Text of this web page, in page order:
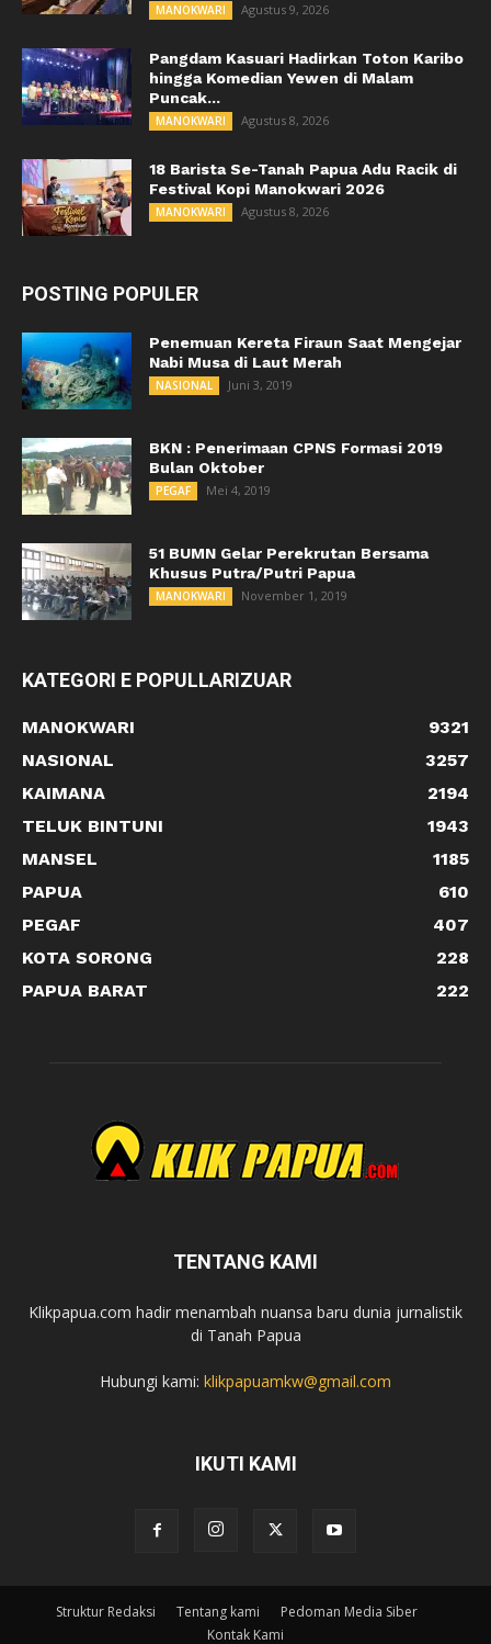
MANOKWARI Agustus 9, 2026
Pangdam Kasuari Hadirkan Toton Karibo
hingga Komedian Yewen di Malam
Puncak...
MANOKWARI Agustus 8, 2026
18 Barista Se-Tanah Papua Adu Racik di
Festival Kopi Manokwari 2026
MANOKWARI Agustus 8, 2026
POSTING POPULER
Penemuan Kereta Firaun Saat Mengejar
Nabi Musa di Laut Merah
NASIONAL Juni 3, 2019
BKN : Penerimaan CPNS Formasi 2019
Bulan Oktober
PEGAF Mei 4, 2019
51 BUMN Gelar Perekrutan Bersama
Khusus Putra/Putri Papua
MANOKWARI November 1, 2019
KATEGORI E POPULLARIZUAR
MANOKWARI
9321
NASIONAL
3257
KAIMANA
2194
TELUK BINTUNI
1943
MANSEL
1185
PAPUA
610
PEGAF
407
KOTA SORONG
228
PAPUA BARAT
222
TENTANG KAMI
Klikpapua.com hadir menambah nuansa baru dunia jurnalistik
di Tanah Papua
Hubungi kami: klikpapuamkw@gmail.com
IKUTI KAMI
Struktur Redaksi Tentang kami
Pedoman Media Siber
Kontak Kami